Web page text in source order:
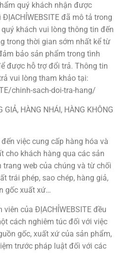
quý khách nhận được
đã mô tả trong
khách vui lòng thông tin đến
trong thời gian sớm nhất kể từ
bảo sản phẩm trong tình
được hỗ trợ đổi trả. Thông tin
vui lòng tham khảo tại:
chinh-sach-doi-tra-hang/
GIẢ, HÀNG NHÁI, HÀNG KHÔNG
việc cung cấp hàng hóa và
cho khách hàng qua các sản
web của chúng và từ chối
trái phép, sao chép, hàng giả,
gốc xuất xứ…
của ĐỊACHỈWEBSITE đều
cách nghiêm túc đối với việc
gốc, xuất xứ của sản phẩm,
trước pháp luật đối với các